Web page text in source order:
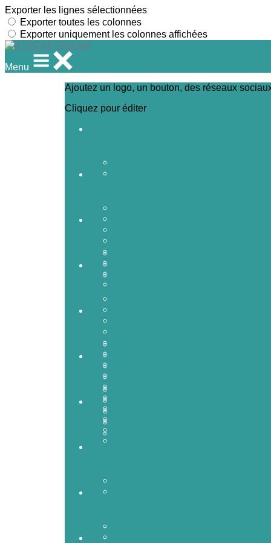
Exporter les lignes sélectionnées
Exporter toutes les colonnes
Exporter uniquement les colonnes affichées
Menu
Ajoutez un logo, un bouton, des réseaux
Cliquez pour éditer